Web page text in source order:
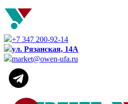
+7 347 200-92-14
ул. Рязанская, 14А
market@owen-ufa.ru